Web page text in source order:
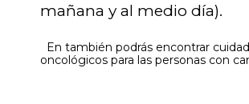
mañana y al medio día).
En también podrás encontrar
oncológicos para las personas con